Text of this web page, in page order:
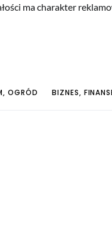
ma charakter
OGRÓD BIZNES,